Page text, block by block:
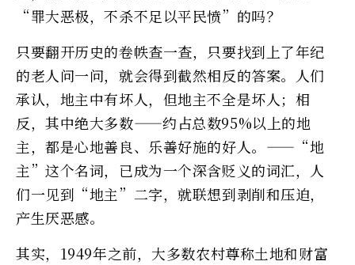
“罪大恶极，不杀不足以平民愤”的吗？
只要翻开历史的卷帙查一查，只要找到上了年纪
的老人问一问，就会得到截然相反的答案。人们
承认，地主中有坏人，但地主不全是坏人；相
反，其中绝大多数——约占总数95%以上的地
主，都是心地善良、乐善好施的好人。——“地
主”这个名词，已成为一个深含贬义的词汇，人
们一见到“地主”二字，就联想到剥削和压迫，
产生厌恶感。
其实，1949年之前，大多数农村尊称土地和财富